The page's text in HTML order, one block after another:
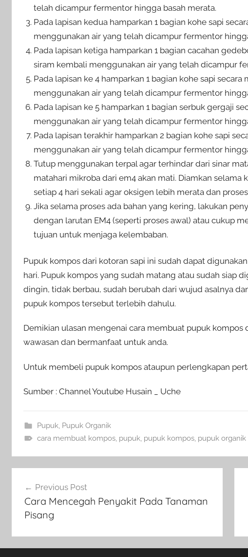
telah dicampur fermentor hingga basah merata.
Pada lapisan kedua hamparkan 1 bagian kohe sapi
menggunakan air yang telah dicampur fermentor
Pada lapisan ketiga hamparkan 1 bagian cacahan
siram kembali menggunakan air yang telah dicampur
Pada lapisan ke 4 hamparkan 1 bagian kohe sapi
menggunakan air yang telah dicampur fermentor
Pada lapisan ke 5 hamparkan 1 bagian serbuk gergaji
menggunakan air yang telah dicampur fermentor
Pada lapisan terakhir hamparkan 2 bagian kohe sapi
menggunakan air yang telah dicampur fermentor
Tutup menggunakan terpal agar terhindar dari sinar
matahari mikroba dari em4 akan mati. Diamkan
setiap 4 hari sekali agar oksigen lebih merata dan
Jika selama proses ada bahan yang kering, lakukan
dengan larutan EM4 (seperti proses awal) atau cukup
tujuan untuk menjaga kelembaban.
Pupuk kompos dari kotoran sapi ini sudah dapat
hari. Pupuk kompos yang sudah matang atau sudah siap
dingin, tidak berbau, sudah berubah dari wujud asalnya
pupuk kompos tersebut terlebih dahulu.
Demikian ulasan mengenai cara membuat pupuk
wawasan dan bermanfaat untuk anda.
Untuk membeli pupuk kompos ataupun perlengkapan
Sumber : Channel Youtube Husain _ Uche
Pupuk, Pupuk Organik
cara membuat kompos, pupuk, pupuk kompos, pupuk organik
pos Previous Post
Cara Mencegah Penyakit Pada Tanaman
Pisang